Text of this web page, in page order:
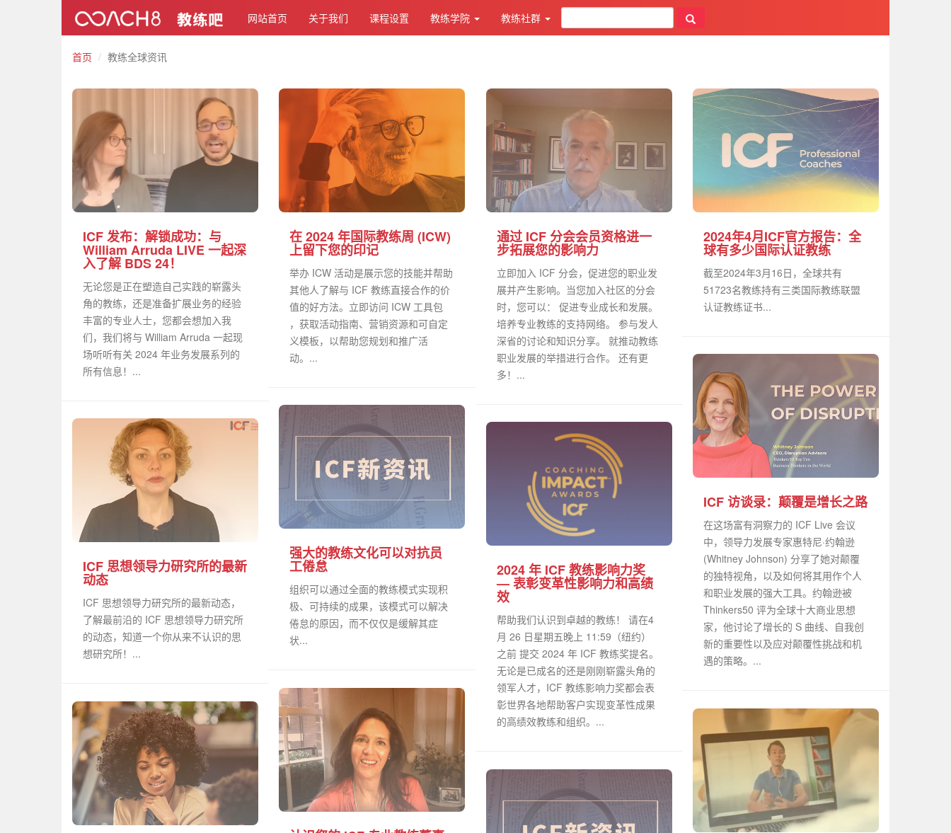
网站首页 关于我们 课程设置 教练学院 教练社群
首页 教练全球资讯
ICF 发布：解锁成功：与
William Arruda LIVE 一起深
入了解 BDS 24！
无论您是正在塑造自己实践的崭露头
角的教练，还是准备扩展业务的经验
丰富的专业人士，您都会想加入我
们，我们将与 William Arruda 一起现
场听听有关 2024 年业务发展系列的
所有信息！...
在 2024 年国际教练周 (ICW)
上留下您的印记
举办 ICW 活动是展示您的技能并帮助
其他人了解与 ICF 教练直接合作的价
值的好方法。立即访问 ICW 工具包
，获取活动指南、营销资源和可自定
义模板，以帮助您规划和推广活
动。...
通过 ICF 分会会员资格进一
步拓展您的影响力
立即加入 ICF 分会，促进您的职业发
展并产生影响。当您加入社区的分会
时，您可以： 促进专业成长和发展。
培养专业教练的支持网络。 参与发人
深省的讨论和知识分享。 就推动教练
职业发展的举措进行合作。 还有更
多！...
2024年4月ICF官方报告：全
球有多少国际认证教练
截至2024年3月16日，全球共有
51723名教练持有三类国际教练联盟
认证教练证书...
ICF 访谈录：颠覆是增长之路
在这场富有洞察力的 ICF Live 会议
中，领导力发展专家惠特尼·约翰逊
(Whitney Johnson) 分享了她对颠覆
的独特视角，以及如何将其用作个人
和职业发展的强大工具。约翰逊被
Thinkers50 评为全球十大商业思想
家，他讨论了增长的 S 曲线、自我创
新的重要性以及应对颠覆性挑战和机
遇的策略。...
强大的教练文化可以对抗员
工倦怠
组织可以通过全面的教练模式实现积
极、可持续的成果，该模式可以解决
倦怠的原因，而不仅仅是缓解其症
状...
ICF 思想领导力研究所的最新
动态
ICF 思想领导力研究所的最新动态，
了解最前沿的 ICF 思想领导力研究所
的动态，知道一个你从来不认识的思
想研究所！...
2024 年 ICF 教练影响力奖
— 表彰变革性影响力和高绩
效
帮助我们认识到卓越的教练！ 请在4
月 26 日星期五晚上 11:59（纽约）
之前 提交 2024 年 ICF 教练奖提名。
无论是已成名的还是刚刚崭露头角的
领军人才，ICF 教练影响力奖都会表
彰世界各地帮助客户实现变革性成果
的高绩效教练和组织。...